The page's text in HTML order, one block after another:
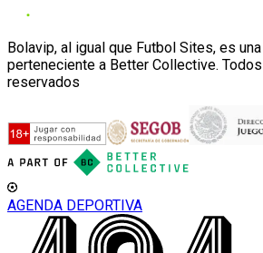
Bolavip, al igual que Futbol Sites, es
perteneciente a Better Collective.
reservados
AGENDA DEPORTIVA